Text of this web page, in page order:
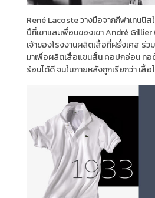
René Lacoste วางมือจากกีฬาเทนนิส
ปีที่เขาและเพื่อนของเขา André
เจ้าของโรงงานผลิตเสื้อที่ฝรั่งเศส ร่
มาเพื่อผลิตเสื้อแขนสั้น คอปกอ่อน ทอ
ร้อนได้ดี จนในภายหลังถูกเรียกว่า เสื้อ